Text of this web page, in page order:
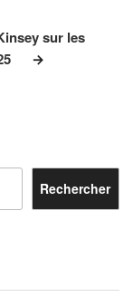
sur les
Rechercher